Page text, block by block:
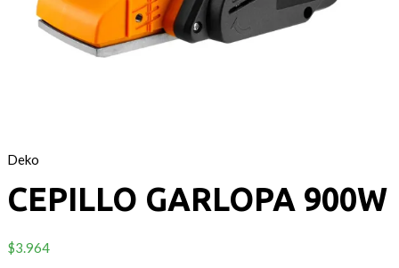
Deko
CEPILLO GARLOPA 900W
$3.964